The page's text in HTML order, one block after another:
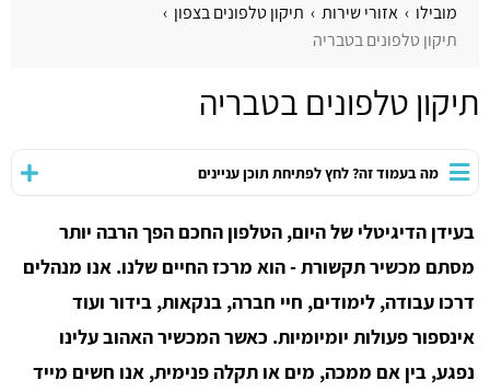
מובילו אזורי שירות
תיקון טלפונים בצפון
תיקון טלפונים בטבריה
תיקון טלפונים בטבריה
מה בעמוד זה? לחץ לפתיחת תוכן עניינים
בעידן הדיגיטלי של היום, הטלפון החכם הפך הרבה יותר
מסתם מכשיר תקשורת - הוא מרכז החיים שלנו. אנו מנהלים
דרכו עבודה, לימודים, חיי חברה, בנקאות, בידור ועוד
אינספור פעולות יומיומיות. כאשר המכשיר האהוב עלינו
נפגע, בין אם ממכה, מים או תקלה פנימית, אנו חשים מייד